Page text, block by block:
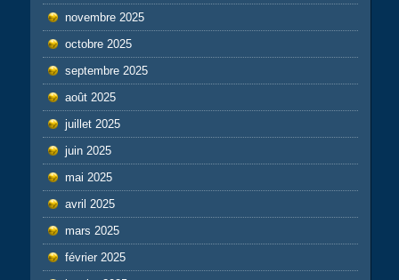
novembre 2025
octobre 2025
septembre 2025
août 2025
juillet 2025
juin 2025
mai 2025
avril 2025
mars 2025
février 2025